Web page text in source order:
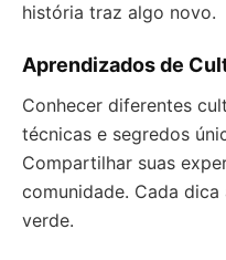
história traz algo novo.
Aprendizados de
Conhecer diferentes
técnicas e segredos
Compartilhar suas
comunidade. Cada
verde.